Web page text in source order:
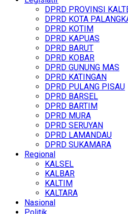
DPRD PROVINSI
DPRD KOTA
DPRD KOTIM
DPRD KAPUAS
DPRD BARUT
DPRD KOBAR
DPRD GUNUNG MAS
DPRD KATINGAN
DPRD PULANG PISAU
DPRD BARSEL
DPRD BARTIM
DPRD MURA
DPRD SERUYAN
DPRD LAMANDAU
DPRD SUKAMARA
Regional
KALSEL
KALBAR
KALTIM
KALTARA
Nasional